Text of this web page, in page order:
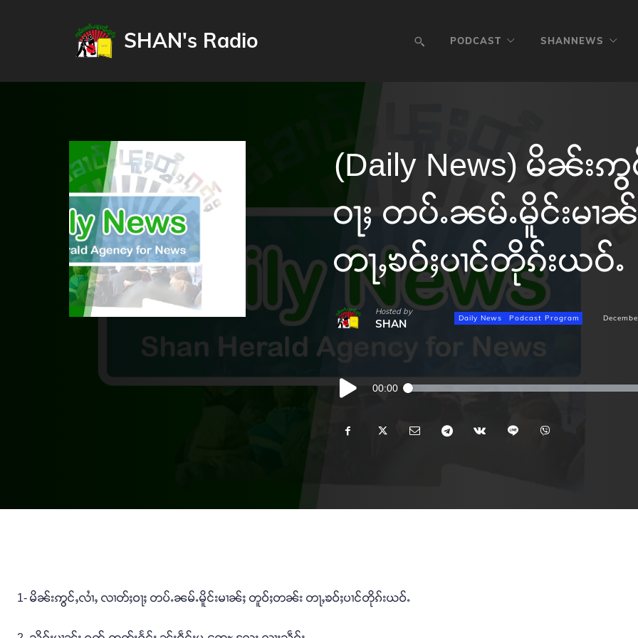
SHAN's Radio PODCAST SHANNEWS
(Daily News) မိၼ်းဢွ
ဝႃႈ တပ်ႉၼမ်ႉမိူင်းမ
တႃႇၶဝ်ႈပၢင်တိုၵ်းယဝ်ႉ
Hosted by
SHAN Daily News Podcast Program
Audio
Player
00:00
1- မိၼ်းဢွင်ႇလၢႆႇ လၢတ်ႈဝႃႈ တပ်ႉၼမ်ႉမိူင်းမၢၼ်ႈ တူဝ်ႈတၼ်း တႃႇၶဝ်ႈပၢင်တိုၵ်းယဝ်ႉ